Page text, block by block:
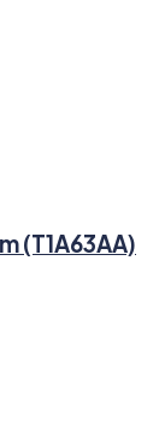
(T1A63AA)